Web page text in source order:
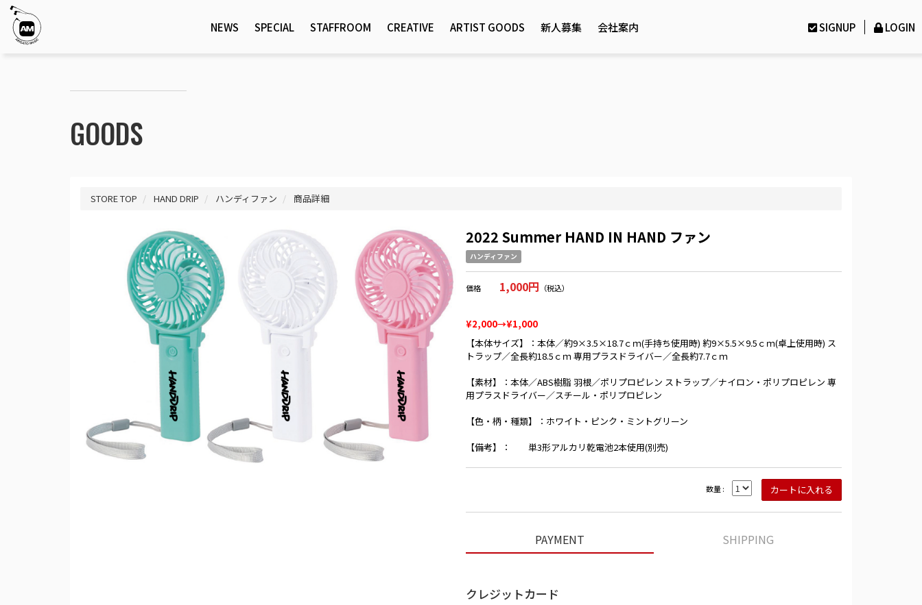
NEWS SPECIAL STAFFROOM CREATIVE ARTIST GOODS 新人募集 会社案内 SIGNUP LOGIN
GOODS
STORE TOP HAND DRIP ハンディファン 商品詳細
2022 Summer HAND IN HAND ファン
ハンディファン
価格 1,000円 （税込）
¥2,000→¥1,000
【本体サイズ】：本体／約9×3.5×18.7ｃｍ(手持ち使用時) 約9×5.5×9.5ｃｍ(卓上使用時) ス
トラップ／全長約18.5ｃｍ 専用プラスドライバー／全長約7.7ｃｍ
【素材】：本体／ABS樹脂 羽根／ポリプロピレン ストラップ／ナイロン・ポリプロピレン 専
用プラスドライバー／スチール・ポリプロピレン
【色・柄・種類】：ホワイト・ピンク・ミントグリーン
【備考】： 単3形アルカリ乾電池2本使用(別売)
数量 :
PAYMENT SHIPPING
クレジットカード